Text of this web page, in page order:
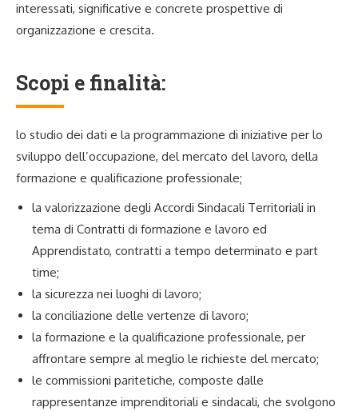
interessati, significative e concrete prospettive di
organizzazione e crescita.
Scopi e finalità:
lo studio dei dati e la programmazione di iniziative per lo
sviluppo dell’occupazione, del mercato del lavoro, della
formazione e qualificazione professionale;
la valorizzazione degli Accordi Sindacali Territoriali in
tema di Contratti di formazione e lavoro ed
Apprendistato, contratti a tempo determinato e part
time;
la sicurezza nei luoghi di lavoro;
la conciliazione delle vertenze di lavoro;
la formazione e la qualificazione professionale, per
affrontare sempre al meglio le richieste del mercato;
le commissioni paritetiche, composte dalle
rappresentanze imprenditoriali e sindacali, che svolgono